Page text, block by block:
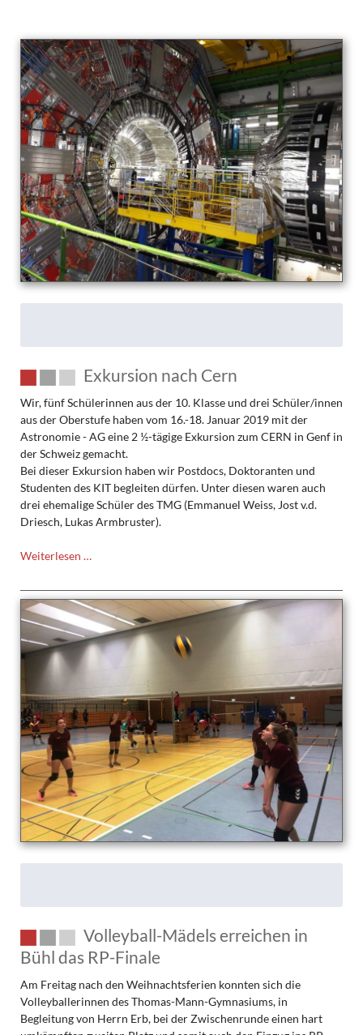
Exkursion nach Cern
Wir, fünf Schülerinnen aus der 10. Klasse und drei Schüler/innen
aus der Oberstufe haben vom 16.-18. Januar 2019 mit der
Astronomie - AG eine 2 ½-tägige Exkursion zum CERN in Genf in
der Schweiz gemacht.
Bei dieser Exkursion haben wir Postdocs, Doktoranten und
Studenten des KIT begleiten dürfen. Unter diesen waren auch
drei ehemalige Schüler des TMG (Emmanuel Weiss, Jost v.d.
Driesch, Lukas Armbruster).
Weiterlesen …
Cern
Volleyball-Mädels erreichen in
Bühl das RP-Finale
Am Freitag nach den Weihnachtsferien konnten sich die
Volleyballerinnen des Thomas-Mann-Gymnasiums, in
Begleitung von Herrn Erb, bei der Zwischenrunde einen hart